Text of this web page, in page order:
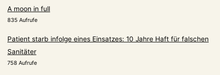
A moon in full
835 Aufrufe
Patient starb infolge eines Einsatzes: 10 Jahre Haft für falschen
Sanitäter
758 Aufrufe